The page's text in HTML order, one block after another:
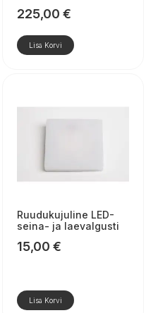
225,00 €
Lisa Korvi
Ruudukujuline LED-
seina- ja laevalgusti
15,00 €
Lisa Korvi